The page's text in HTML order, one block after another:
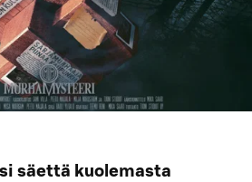
säettä kuolemasta